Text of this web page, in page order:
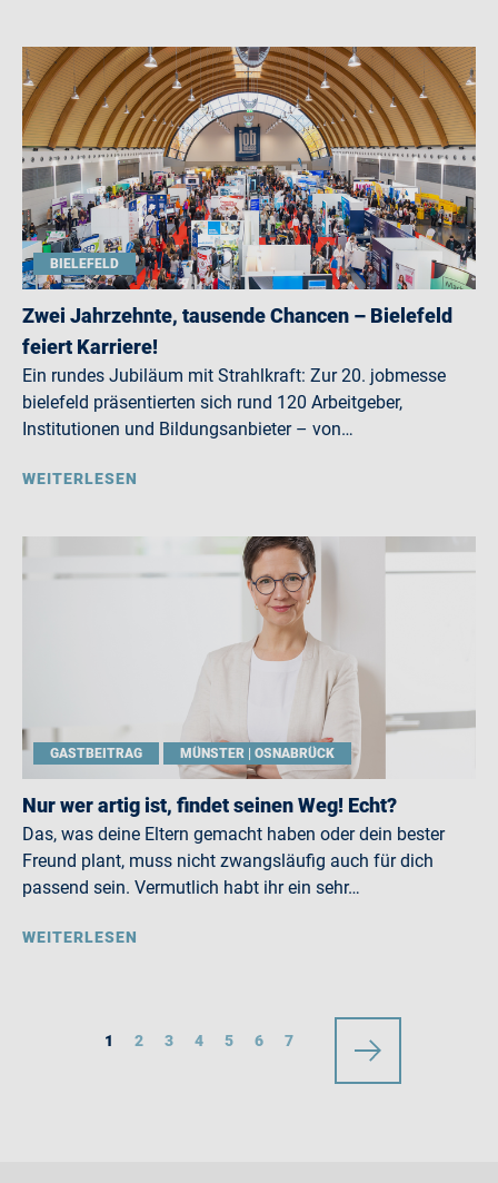
BIELEFELD
Zwei Jahrzehnte, tausende Chancen – Bielefeld
feiert Karriere!
Ein rundes Jubiläum mit Strahlkraft: Zur 20. jobmesse
bielefeld präsentierten sich rund 120 Arbeitgeber,
Institutionen und Bildungsanbieter – von…
WEITERLESEN
GASTBEITRAG MÜNSTER | OSNABRÜCK
Nur wer artig ist, findet seinen Weg! Echt?
Das, was deine Eltern gemacht haben oder dein bester
Freund plant, muss nicht zwangsläufig auch für dich
passend sein. Vermutlich habt ihr ein sehr…
WEITERLESEN
1 2 3 4 5 6 7